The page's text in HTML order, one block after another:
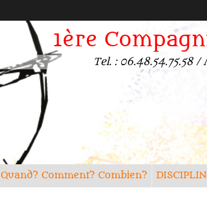
1ère
Tel. : 06.48.54.75.58
Où? Quand? Comment? Combien?